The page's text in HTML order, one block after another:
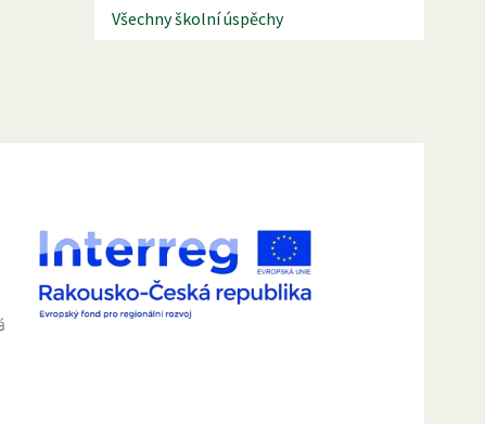
Všechny školní úspěchy